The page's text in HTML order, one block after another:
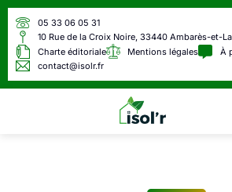
05 33 06 05 31
10 Rue de la Croix Noire, 33440 Ambarès-et-
Charte éditoriale
Mentions légales
À
contact@isolr.fr